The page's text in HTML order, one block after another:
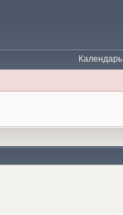
Календарь